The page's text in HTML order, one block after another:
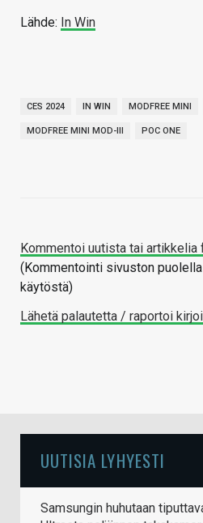
Lähde: In Win
CES 2024 IN WIN MODFREE MINI
MODFREE MINI MOD-III POC ONE
Kommentoi uutista tai artikkelia
(Kommentointi sivuston
käytöstä)
Lähetä palautetta / raportoi
UUTISIA LYHYESTI
Samsungin huhutaan